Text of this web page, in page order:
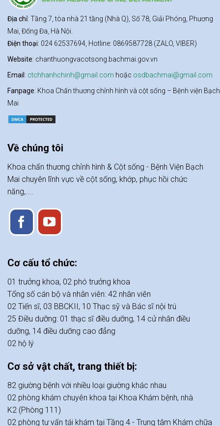
Địa chỉ: Tầng 7, tòa nhà 21 tầng (Nhà Q), Số 78, Giải Phóng, Phương
Mai, Đống Đa, Hà Nội.
Điện thoại: 024 62537694, Hotline: 0869587728 (ZALO, VIBER)
Website: chanthuongvacotsong.bachmai.gov.vn
Email : ctchhanhchinh@gmail.com hoặc osdbachmai@gmail.com
Fanpage: Khoa Chấn thương chỉnh hình và cột sống – Bệnh viện Bạch
Mai
Về chúng tôi
Khoa chấn thương chỉnh hình & Cột sống - Bệnh Viện Bạch
Mai chuyên lĩnh vực về cột sống, khớp, phục hồi chức
năng,....
Cơ cấu tổ chức:
01 trưởng khoa, 02 phó trưởng khoa
Tổng số cán bộ và nhân viên: 42 nhân viên
02 Tiến sĩ, 03 BBCKII, 10 Thạc sỹ và Bác sĩ nội trú
25 Điều dưỡng: 01 thạc sĩ điều dưỡng, 14 cử nhân điều
dưỡng, 14 điều dưỡng cao đẳng
02 hộ lý
Cơ sở vật chất, trang thiết bị:
82 giường bệnh với nhiều loại giường khác nhau
02 phòng khám chuyên khoa tại Khoa Khám bệnh, nhà
K2 (Phòng 111)
02 phòng tư vấn tái khám tại Tầng 4 - Trung tâm Khám chữa